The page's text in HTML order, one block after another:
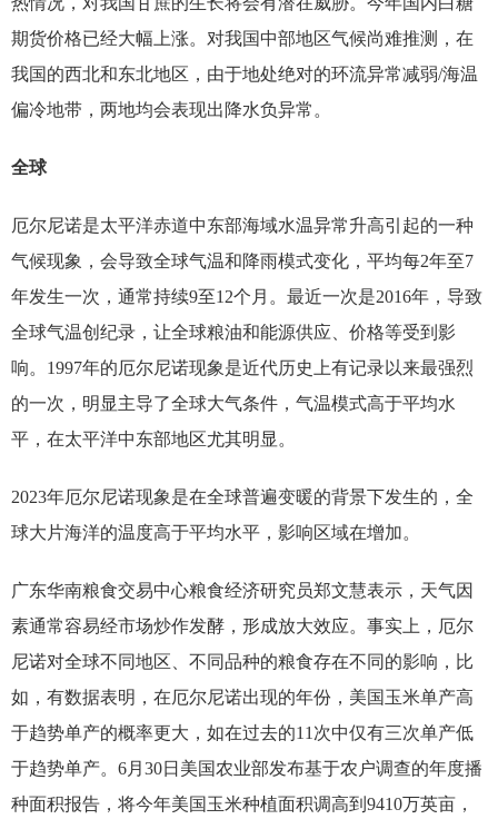
期货价格已经大幅上涨。对我国中部地区气候尚难推测，在
我国的西北和东北地区，由于地处绝对的环流异常减弱/海温
偏冷地带，两地均会表现出降水负异常。
全球
厄尔尼诺是太平洋赤道中东部海域水温异常升高引起的一种
气候现象，会导致全球气温和降雨模式变化，平均每2年至7
年发生一次，通常持续9至12个月。最近一次是2016年，导致
全球气温创纪录，让全球粮油和能源供应、价格等受到影
响。1997年的厄尔尼诺现象是近代历史上有记录以来最强烈
的一次，明显主导了全球大气条件，气温模式高于平均水
平，在太平洋中东部地区尤其明显。
2023年厄尔尼诺现象是在全球普遍变暖的背景下发生的，全
球大片海洋的温度高于平均水平，影响区域在增加。
广东华南粮食交易中心粮食经济研究员郑文慧表示，天气因
素通常容易经市场炒作发酵，形成放大效应。事实上，厄尔
尼诺对全球不同地区、不同品种的粮食存在不同的影响，比
如，有数据表明，在厄尔尼诺出现的年份，美国玉米单产高
于趋势单产的概率更大，如在过去的11次中仅有三次单产低
于趋势单产。6月30日美国农业部发布基于农户调查的年度播
种面积报告，将今年美国玉米种植面积调高到9410万英亩，